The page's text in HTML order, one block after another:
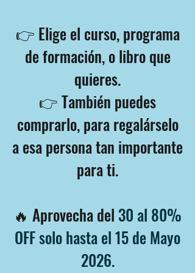
👉 Elige el curso, programa
de formación, o libro que
quieres.⁣
👉 También puedes
comprarlo, para regalárselo
a esa persona tan importante
para ti.
🔥 Aprovecha del 30 al 80%
OFF ⁣solo hasta el 15 de Mayo
2026.